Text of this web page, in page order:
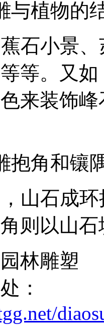
植物的
石小景、
等。又
来装饰
抱角和镶
山石成环
则以山
林雕塑
：